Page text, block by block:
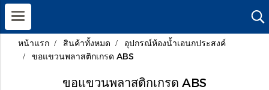
หน้าแรก สินค้าทั้งหมด
อุปกรณ์ห้องน้ำเอนกประสงค์
ขอแขวนพลาสติกเกรด ABS
ขอแขวนพลาสติกเกรด ABS